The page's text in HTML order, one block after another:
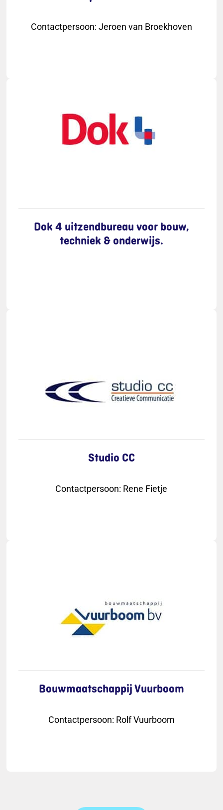
Contactpersoon: Jeroen van Broekhoven
Dok 4 uitzendbureau voor bouw,
techniek & onderwijs.
Studio CC
Contactpersoon: Rene Fietje
Bouwmaatschappij Vuurboom
Contactpersoon: Rolf Vuurboom